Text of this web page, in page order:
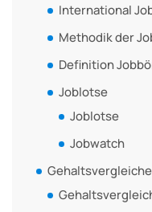
International
Methodik der
Definition
Joblotse
Joblotse
Jobwatch
Gehaltsvergleiche